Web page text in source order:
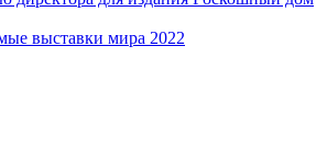
выставки мира 2022